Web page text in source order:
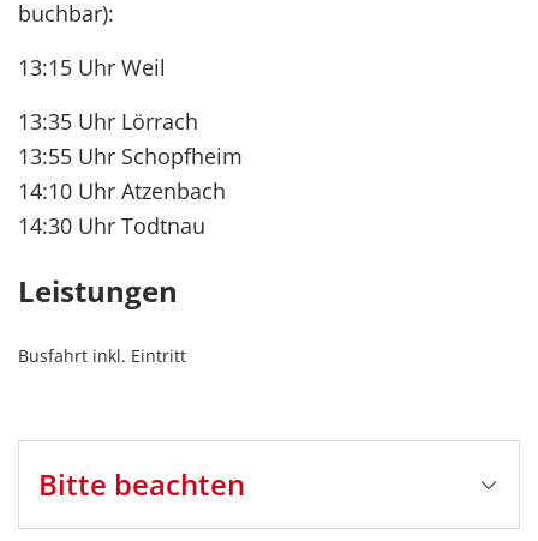
buchbar):
13:15 Uhr Weil
13:35 Uhr Lörrach
13:55 Uhr Schopfheim
14:10 Uhr Atzenbach
14:30 Uhr Todtnau
Leistungen
Busfahrt inkl. Eintritt
Bitte beachten